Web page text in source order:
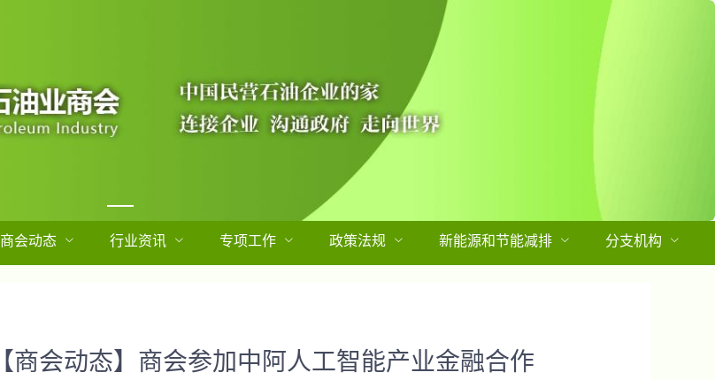
商会动态 行业资讯 专项工作 政策法规 新能源和节能减排 分支机构
【商会动态】商会参加中阿人工智能产业金融合作